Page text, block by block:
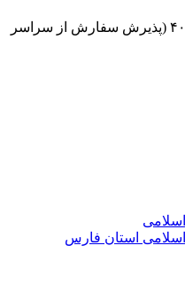
شیراز، مجتمع خلیج فارس، واحد ۴۰۱۰ (پذیرش سفارش از سراسر
استان فارس